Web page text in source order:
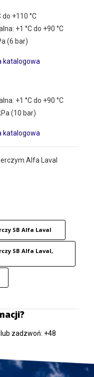
+110 °C
+1 °C do +90 °C
(6 bar)
katalogowa
+1 °C do +90 °C
(10 bar)
katalogowa
Alfa Laval
SB Alfa Laval
SB Alfa Laval,
lub zadzwoń: +48